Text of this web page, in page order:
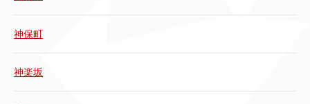
神保町
神楽坂